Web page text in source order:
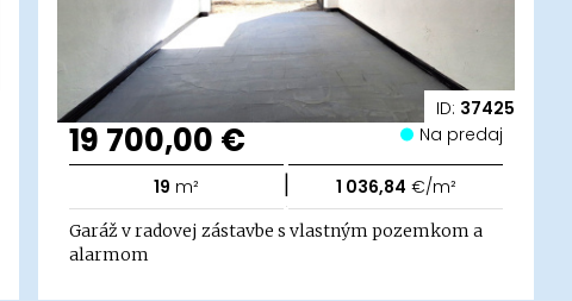
ID: 37425
19 700,00 € Na predaj
19 m² | 1 036,84 €/m²
Garáž v radovej zástavbe s vlastným pozemkom a
alarmom